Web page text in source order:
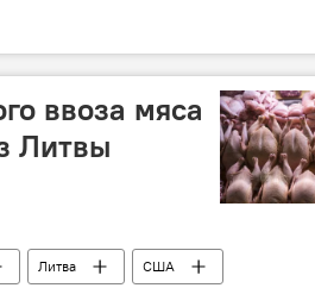
ввоза мяса
Литвы
Литва
США